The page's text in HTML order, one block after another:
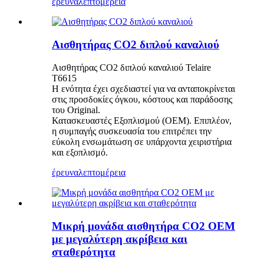
Αισθητήρας CO2 διπλού καναλιού
Αισθητήρας CO2 διπλού καναλιού Telaire
T6615
Η ενότητα έχει σχεδιαστεί για να ανταποκρίνεται
στις προσδοκίες όγκου, κόστους και παράδοσης
του Original.
Κατασκευαστές Εξοπλισμού (OEM). Επιπλέον,
η συμπαγής συσκευασία του επιτρέπει την
εύκολη ενσωμάτωση σε υπάρχοντα χειριστήρια
και εξοπλισμό.
έρευναλεπτομέρεια
Μικρή μονάδα αισθητήρα CO2 OEM
με μεγαλύτερη ακρίβεια και
σταθερότητα